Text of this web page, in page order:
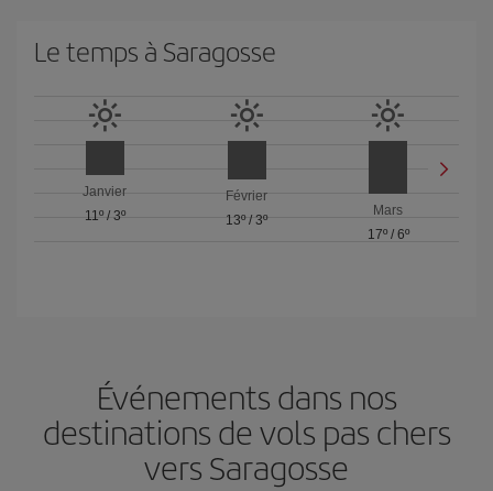
Le temps à Saragosse
Janvier
11º/ 3º
Février
13º/ 3º
Mars
17º/ 6º
Événements dans nos
destinations de vols pas chers
vers Saragosse